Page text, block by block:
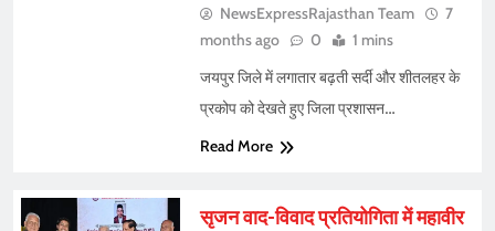
NewsExpressRajasthan Team
7
months ago
0 1 mins
जयपुर जिले में लगातार बढ़ती सर्दी और शीतलहर के
प्रकोप को देखते हुए जिला प्रशासन…
Read More
सृजन वाद-विवाद प्रतियोगिता में महावीर